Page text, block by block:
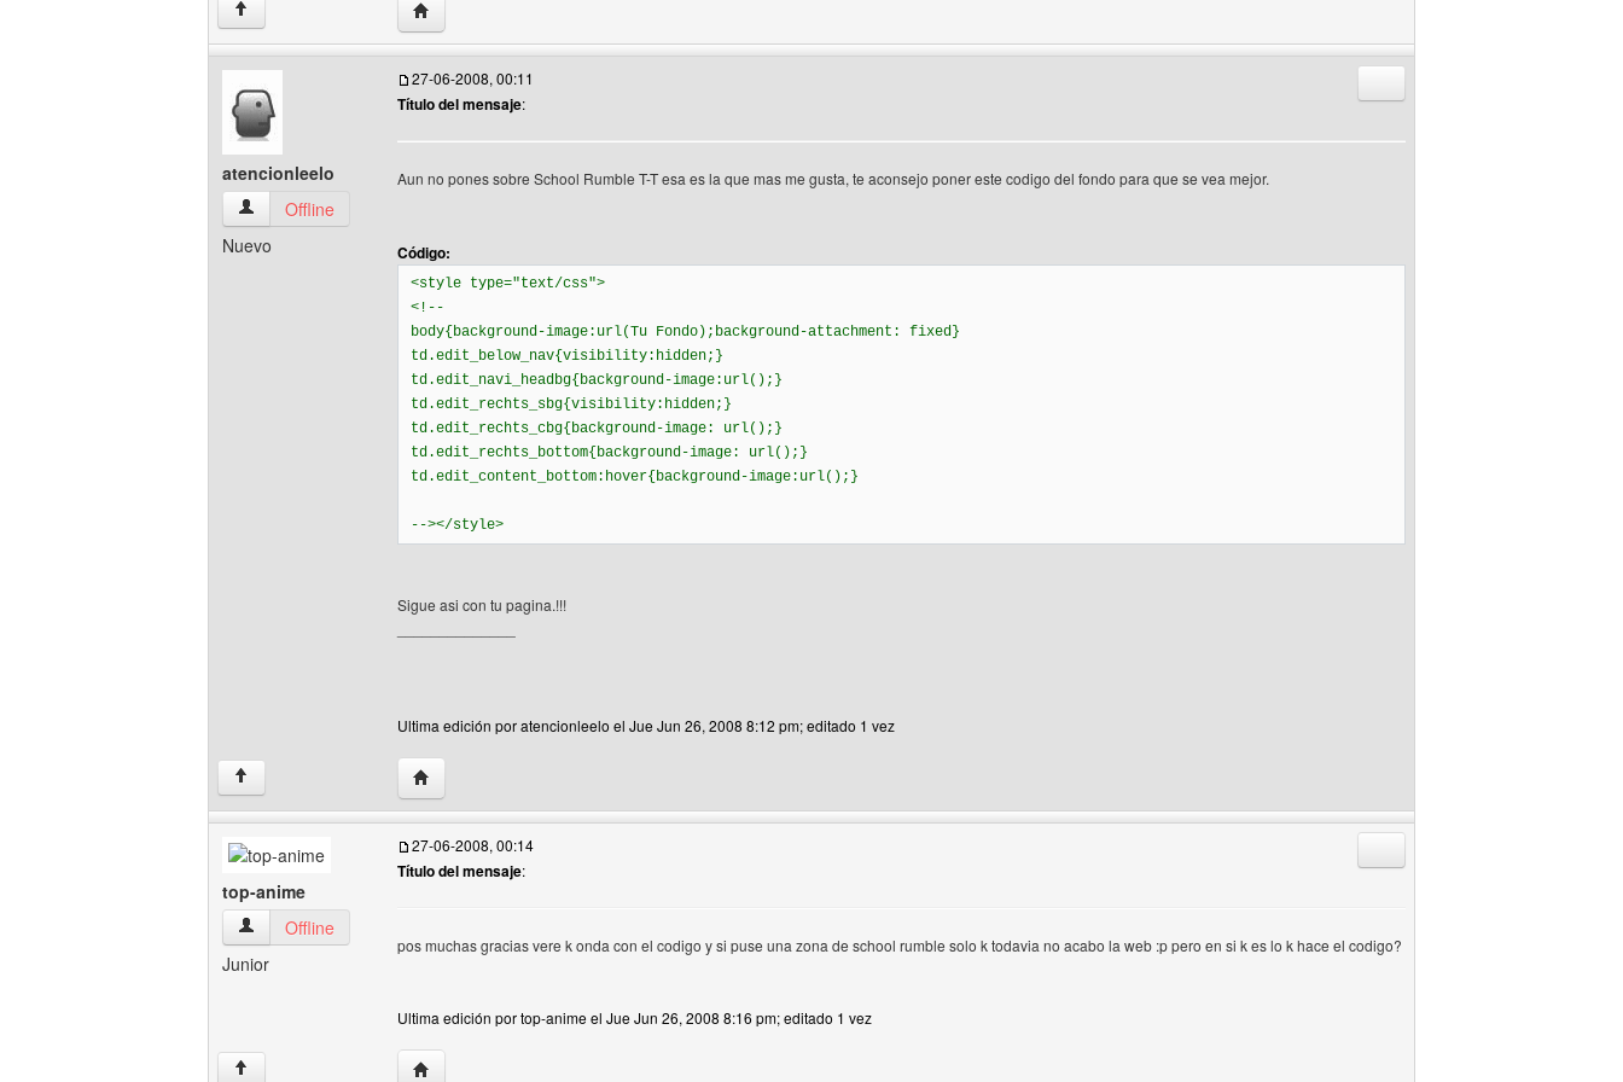
↑ Visitar sitio web del autor: top-anime
atencionleelo
atencionleelo Ver perfil del usuario
Offline
Nuevo
27-06-2008, 00:11
Título del mensaje:
Aun no pones sobre School Rumble T-T esa es la que mas me gusta, te aconsejo poner este codigo del fondo para que se vea mejor.
Código:
<style type="text/css">
<!--
body{background-image:url(Tu Fondo);background-attachment: fixed}
td.edit_below_nav{visibility:hidden;}
td.edit_navi_headbg{background-image:url();}
td.edit_rechts_sbg{visibility:hidden;}
td.edit_rechts_cbg{background-image: url();}
td.edit_rechts_bottom{background-image: url();}
td.edit_content_bottom:hover{background-image:url();}
--></style>
Sigue asi con tu pagina.!!!
Ultima edición por atencionleelo el Jue Jun 26, 2008 8:12 pm; editado 1 vez
↑ Visitar sitio web del autor: atencionleelo
top-anime
top-anime Ver perfil del usuario
Offline
Junior
27-06-2008, 00:14
Título del mensaje:
pos muchas gracias vere k onda con el codigo y si puse una zona de school rumble solo k todavia no acabo la web :p pero en si k es lo k hace el codigo?
Ultima edición por top-anime el Jue Jun 26, 2008 8:16 pm; editado 1 vez
↑ Visitar sitio web del autor: top-anime